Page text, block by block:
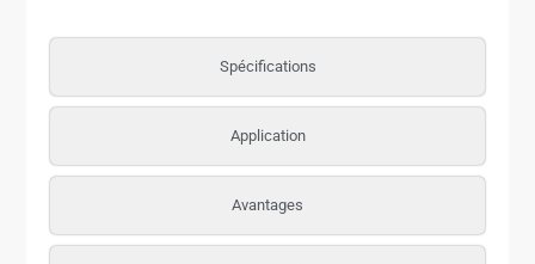
Spécifications
Application
Avantages